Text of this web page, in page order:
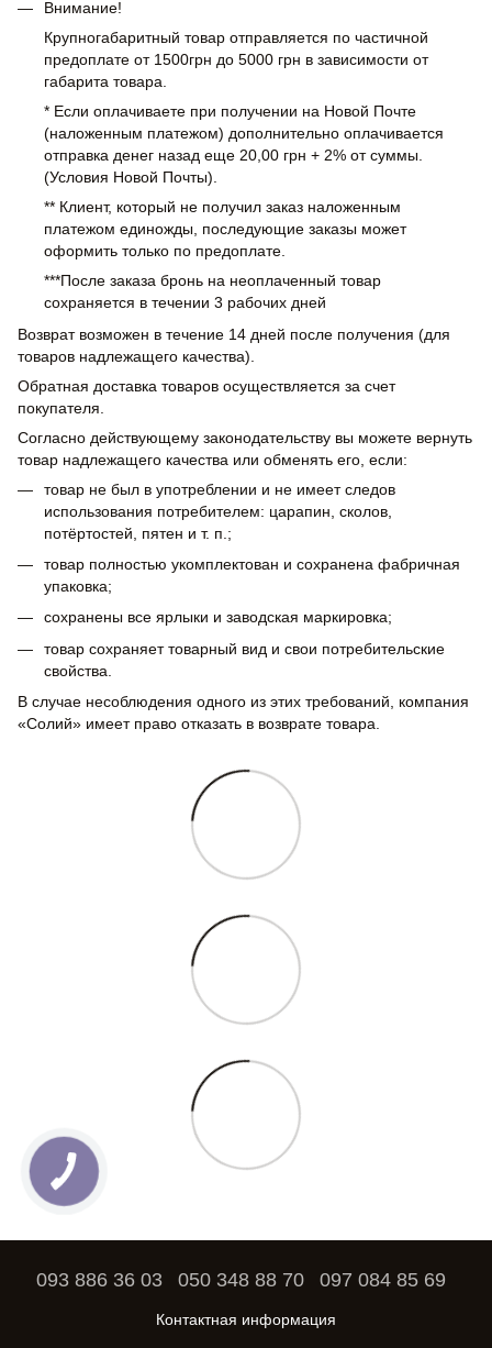
Внимание!
Крупногабаритный товар отправляется по частичной
предоплате от 1500грн до 5000 грн в зависимости от
габарита товара.
* Если оплачиваете при получении на Новой Почте
(наложенным платежом) дополнительно оплачивается
отправка денег назад еще 20,00 грн + 2% от суммы.
(Условия Новой Почты).
** Клиент, который не получил заказ наложенным
платежом единожды, последующие заказы может
оформить только по предоплате.
***После заказа бронь на неоплаченный товар
сохраняется в течении 3 рабочих дней
Возврат возможен в течение 14 дней после получения (для
товаров надлежащего качества).
Обратная доставка товаров осуществляется за счет
покупателя.
Согласно действующему законодательству вы можете вернуть
товар надлежащего качества или обменять его, если:
товар не был в употреблении и не имеет следов
использования потребителем: царапин, сколов,
потёртостей, пятен и т. п.;
товар полностью укомплектован и сохранена фабричная
упаковка;
сохранены все ярлыки и заводская маркировка;
товар сохраняет товарный вид и свои потребительские
свойства.
В случае несоблюдения одного из этих требований, компания
«Солий» имеет право отказать в возврате товара.
093 886 36 03 050 348 88 70 097 084 85 69
Контактная информация